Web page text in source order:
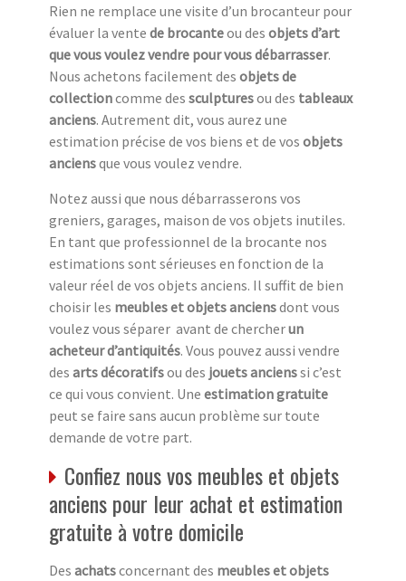
Rien ne remplace une visite d’un brocanteur pour
évaluer la vente de brocanteou des objets d’art
que vous voulez vendre pour vous débarrasser.
Nous achetons facilement des objets de
collectioncomme des sculpturesou des tableaux
anciens. Autrement dit, vous aurez une
estimation précise de vos biens et de vos objets
anciensque vous voulez vendre.
Notez aussi que nous débarrasserons vos
greniers, garages, maison de vos objets inutiles.
En tant que professionnel de la brocante nos
estimations sont sérieuses en fonction de la
valeur réel de vos objets anciens. Il suffit de bien
choisir les meubles et objets anciensdont vous
voulez vous séparer avant de chercherun
acheteur d’antiquités. Vous pouvez aussi vendre
des arts décoratifsou des jouets ancienssi c’est
ce qui vous convient. Une estimation gratuite
peut se faire sans aucun problème sur toute
demande de votre part.
Confiez nous vos meubles et objets
anciens pour leur achat et estimation
gratuite à votre domicile
Des achatsconcernant des meubles et objets